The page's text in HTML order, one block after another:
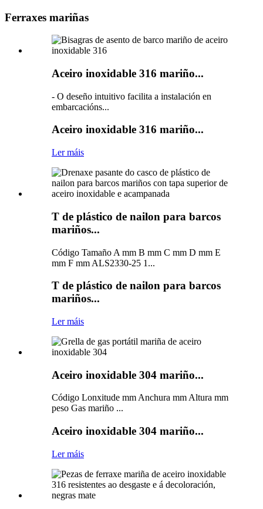
Ferraxes mariñas
Aceiro inoxidable 316 mariño...
- O deseño intuitivo facilita a instalación en
embarcacións...
Aceiro inoxidable 316 mariño...
Ler máis
T de plástico de nailon para barcos
mariños...
Código Tamaño A mm B mm C mm D mm E
mm F mm ALS2330-25 1...
T de plástico de nailon para barcos
mariños...
Ler máis
Aceiro inoxidable 304 mariño...
Código Lonxitude mm Anchura mm Altura mm
peso Gas mariño ...
Aceiro inoxidable 304 mariño...
Ler máis